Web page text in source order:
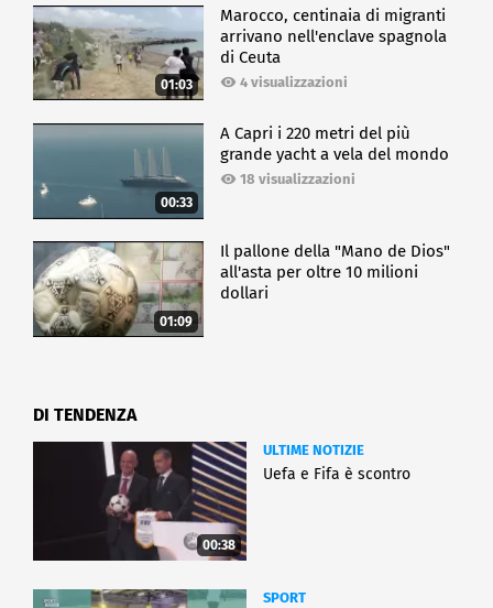
01:03
Marocco, centinaia di migranti
arrivano nell'enclave spagnola
di Ceuta
4 visualizzazioni
00:33
A Capri i 220 metri del più
grande yacht a vela del mondo
18 visualizzazioni
01:09
Il pallone della "Mano de Dios"
all'asta per oltre 10 milioni
dollari
DI TENDENZA
00:38
ULTIME NOTIZIE
Uefa e Fifa è scontro
SPORT